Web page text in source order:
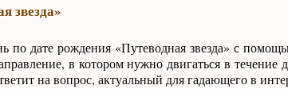
звезда»
по дате рождения «Путеводная звезда» с
в котором нужно двигаться в течение
на вопрос, актуальный для гадающего в